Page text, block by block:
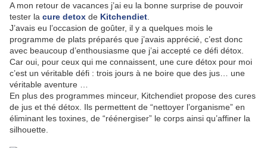
A mon retour de vacances j’ai eu la bonne surprise de pouvoir
tester la cure detox de Kitchendiet
J’avais eu l’occasion de goûter, il y a quelques mois le
programme de plats préparés que j’avais apprécié, c’est donc
avec beaucoup d’enthousiasme que j’ai accepté ce défi détox.
Car oui, pour ceux qui me connaissent, une cure détox pour moi
c’est un véritable défi : trois jours à ne boire que des jus… une
véritable aventure …
En plus des programmes minceur, Kitchendiet propose des cures
de jus et thé détox. Ils permettent de “nettoyer l’organisme” en
éliminant les toxines, de “réénergiser” le corps ainsi qu’affiner la
silhouette.